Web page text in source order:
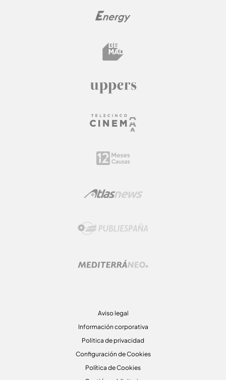
Aviso legal
Información corporativa
Politica de privacidad
Configuración de Cookies
Política de Cookies